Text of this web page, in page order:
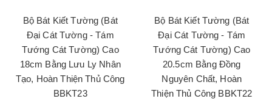
Bộ Bát Kiết Tường (Bát
Đại Cát Tường - Tám
Tướng Cát Tường) Cao
18cm Bằng Lưu Ly Nhân
Tạo, Hoàn Thiện Thủ Công
BBKT23
Bộ Bát Kiết Tường (Bát
Đại Cát Tường - Tám
Tướng Cát Tường) Cao
20.5cm Bằng Đồng
Nguyên Chất, Hoàn
Thiện Thủ Công BBKT22